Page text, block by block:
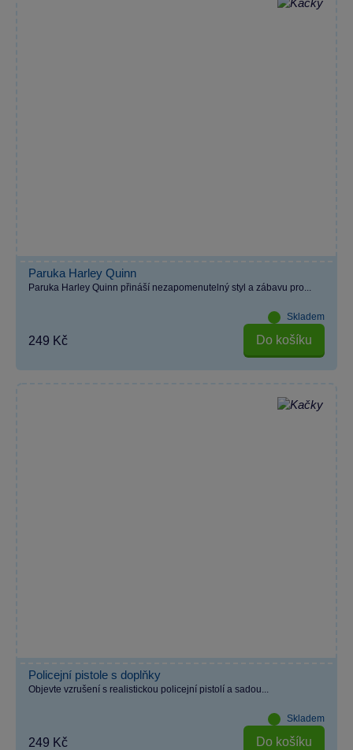
Paruka Harley Quinn
Paruka Harley Quinn přináší nezapomenutelný styl a zábavu pro...
Skladem
249 Kč Do košíku
Policejní pistole s doplňky
Objevte vzrušení s realistickou policejní pistolí a sadou...
Skladem
249 Kč Do košíku